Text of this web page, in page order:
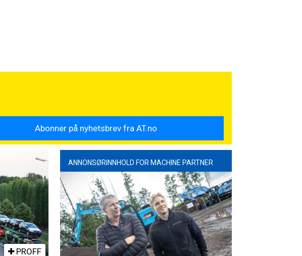
PROFF
ANNONSØRINNHOLD FOR MACHINE PARTNER